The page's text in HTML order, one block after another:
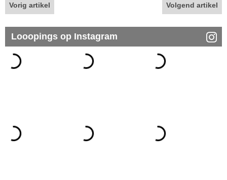
Vorig artikel Volgend artikel
Looopings op Instagram